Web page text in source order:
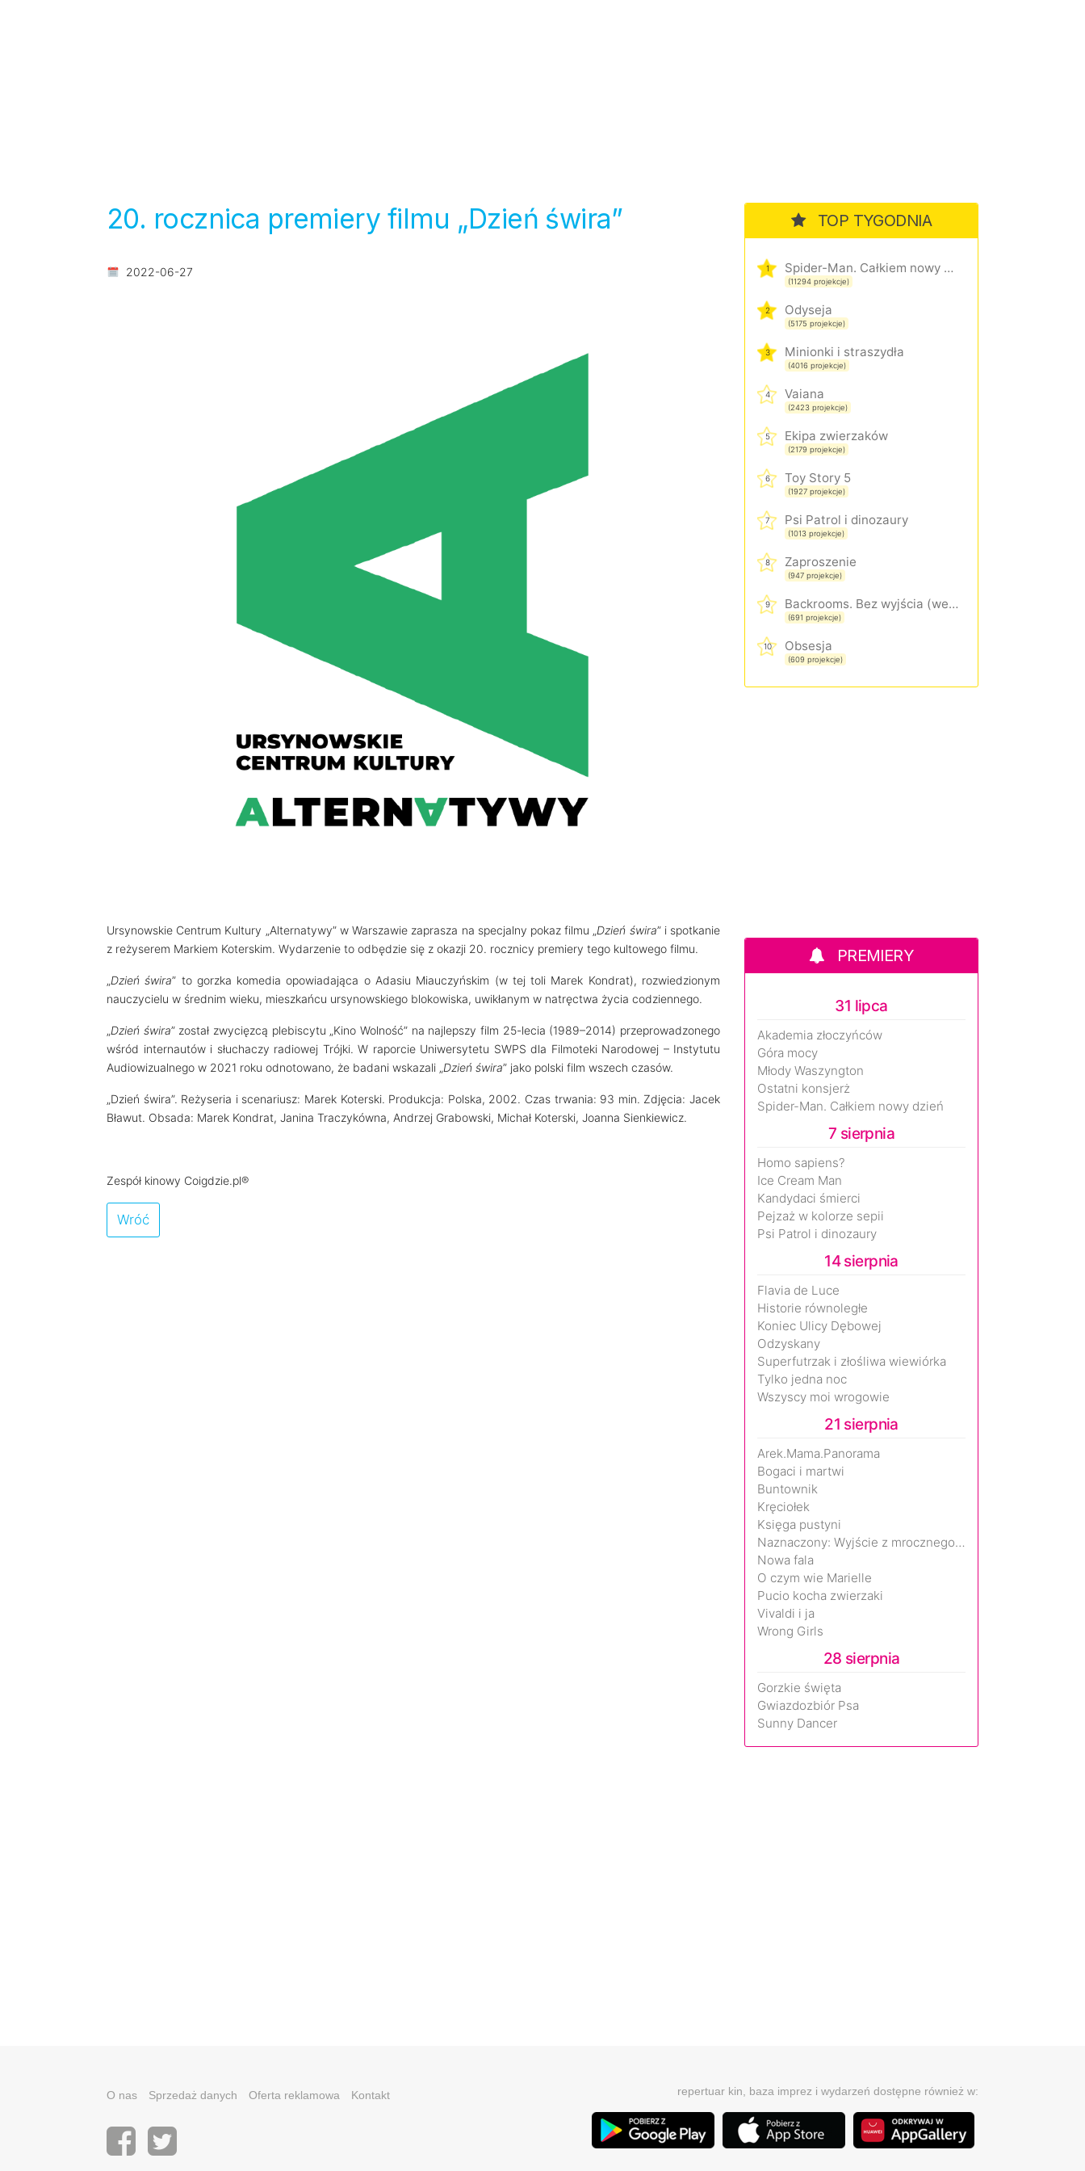
20. rocznica premiery filmu „Dzień świra”
2022-06-27
Ursynowskie Centrum Kultury „Alternatywy” w Warszawie zaprasza na specjalny pokaz filmu „Dzień świra” i spotkanie
z reżyserem Markiem Koterskim. Wydarzenie to odbędzie się z okazji 20. rocznicy premiery tego kultowego filmu.
„Dzień świra” to gorzka komedia opowiadająca o Adasiu Miauczyńskim (w tej toli Marek Kondrat), rozwiedzionym
nauczycielu w średnim wieku, mieszkańcu ursynowskiego blokowiska, uwikłanym w natręctwa życia codziennego.
„Dzień świra” został zwycięzcą plebiscytu „Kino Wolność” na najlepszy film 25-lecia (1989–2014) przeprowadzonego
wśród internautów i słuchaczy radiowej Trójki. W raporcie Uniwersytetu SWPS dla Filmoteki Narodowej – Instytutu
Audiowizualnego w 2021 roku odnotowano, że badani wskazali „Dzień świra” jako polski film wszech czasów.
„Dzień świra”. Reżyseria i scenariusz: Marek Koterski. Produkcja: Polska, 2002. Czas trwania: 93 min. Zdjęcia: Jacek
Bławut. Obsada: Marek Kondrat, Janina Traczykówna, Andrzej Grabowski, Michał Koterski, Joanna Sienkiewicz.
Zespół kinowy Coigdzie.pl®
Wróć
TOP TYGODNIA
1 Spider-Man. Całkiem nowy dzień
(11294 projekcje)
2 Odyseja
(5175 projekcje)
3 Minionki i straszydła
(4016 projekcje)
4 Vaiana
(2423 projekcje)
5 Ekipa zwierzaków
(2179 projekcje)
6 Toy Story 5
(1927 projekcje)
7 Psi Patrol i dinozaury
(1013 projekcje)
8 Zaproszenie
(947 projekcje)
9 Backrooms. Bez wyjścia (wersja rozszerzona)
(691 projekcje)
10 Obsesja
(609 projekcje)
PREMIERY
31 lipca
Akademia złoczyńców
Góra mocy
Młody Waszyngton
Ostatni konsjerż
Spider-Man. Całkiem nowy dzień
7 sierpnia
Homo sapiens?
Ice Cream Man
Kandydaci śmierci
Pejzaż w kolorze sepii
Psi Patrol i dinozaury
14 sierpnia
Flavia de Luce
Historie równoległe
Koniec Ulicy Dębowej
Odzyskany
Superfutrzak i złośliwa wiewiórka
Tylko jedna noc
Wszyscy moi wrogowie
21 sierpnia
Arek.Mama.Panorama
Bogaci i martwi
Buntownik
Kręciołek
Księga pustyni
Naznaczony: Wyjście z mrocznego wymiaru
Nowa fala
O czym wie Marielle
Pucio kocha zwierzaki
Vivaldi i ja
Wrong Girls
28 sierpnia
Gorzkie święta
Gwiazdozbiór Psa
Sunny Dancer
O nas Sprzedaż danych Oferta reklamowa Kontakt repertuar kin, baza imprez i wydarzeń dostępne również w: